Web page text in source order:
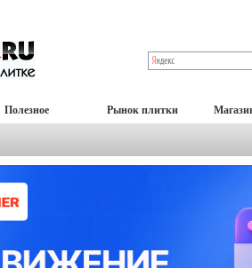
Полезное Рынок плитки